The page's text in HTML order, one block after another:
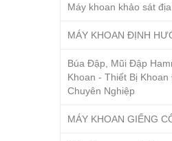
Máy khoan khảo sát
MÁY KHOAN ĐỊNH
Búa Đập, Mũi Đập
Khoan - Thiết Bị
Chuyên Nghiệp
MÁY KHOAN GIẾNG